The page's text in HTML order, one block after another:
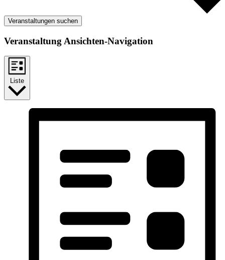
Veranstaltungen suchen
Veranstaltung Ansichten-Navigation
Liste